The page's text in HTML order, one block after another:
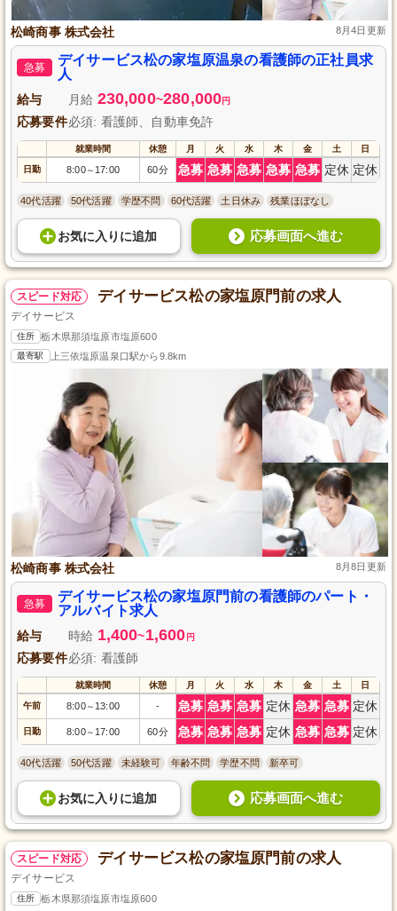
松崎商事 株式会社 8月4日更新
急募
デイサービス松の家塩原温泉の看護師の正社員求
人
給与 月給 230,000~280,000円
応募要件必須: 看護師、自動車免許
就業時間 休憩 月 火 水 木 金 土 日
日勤 8:00～ 17:00 60分 急募 急募 急募 急募 急募 定休 定休
40代活躍 50代活躍 学歴不問 60代活躍 土日休み 残業ほぼなし
お気に入り に追加 応募画面へ進む
スピード対応 デイサービス松の家塩原門前の求人
デイサービス
住所 栃木県那須塩原市塩原600
最寄駅 上三依塩原温泉口駅から9.8km
松崎商事 株式会社 8月8日更新
急募
デイサービス松の家塩原門前の看護師のパート・
アルバイト求人
給与 時給 1,400~1,600 円
応募要件必須: 看護師
就業時間 休憩 月 火 水 木 金 土 日
午前 8:00～ 13:00 - 急募 急募 急募 定休 急募 急募 定休
日勤 8:00～ 17:00 60分 急募 急募 急募 定休 急募 急募 定休
40代活躍 50代活躍 未経験可 年齢不問 学歴不問 新卒可
お気に入り に追加 応募画面へ進む
スピード対応 デイサービス松の家塩原門前の求人
デイサービス
住所 栃木県那須塩原市塩原600